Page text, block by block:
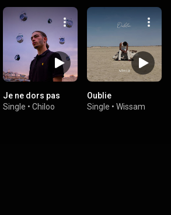
Je ne dors pas
Single • Chiloo
Oublie
Single • Wissam